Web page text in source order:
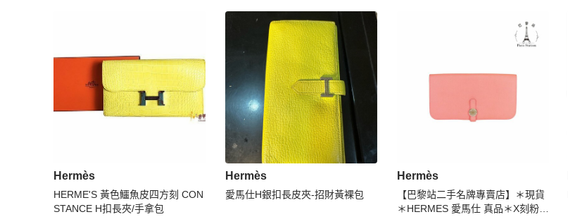
Hermès
HERME'S 黃色鱷魚皮四方刻 CON
STANCE H扣長夾/手拿包
Hermès
愛馬仕H銀扣長皮夾-招財黃裸包
Hermès
【巴黎站二手名牌專賣店】＊現貨
＊HERMES 愛馬仕 真品＊X刻粉橘